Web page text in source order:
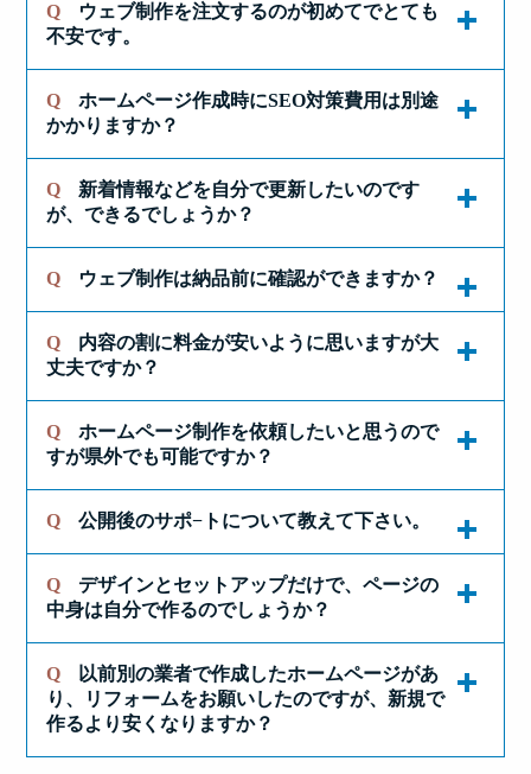
個人事業者様のみになりますが、金利０％でご利
用可能なTEC-Dローン払いがご利用いただけま
す。
下記の分割払いシミュレーションで、支払い計画
をご確認いただけますのでどうぞご利用下さい。
https://www.tec-d.com/price/loan/
※分割支払いサービスは、TEC-D独自規定による
審査をクリアした個人事業者様に限られます。
法人企業様は利用出来ませんのでご了承下さい。
Q
ウェブ制作を注文するのが初めてでとても
不安です。
ホームページの立ち上げに限らず、新しいことを
始める時って、
不安のせいで、いろいろマイナス面を考えてしま
いがちですよね。
依頼いただいたお客さまのうち、やはり多くの
だったと感じていらっしゃるようです。
それから、
と！
とか、
ページの構成を自分で考えておかないと！
いらっしゃるようです。
でも、どうか、ご安心ください。
Q
ホームページ作成時にSEO対策費用は別途
かかりますか？
ホームページを事業に活用するには、
『適切なキーワードで検索エンジンの上位に表示
される』ことが必要不可欠で、そのためにおこな
他社のホームページ制作会社などではこの一連の
作業をオプションとして別途請求することが多い
テックデザインのホームページ作成サービスで
は、ホームページをしっかりと活用していただ
き、成果を出していただきたいという思いから、
準ＳＥＯ対策を組み込んでおります。
（『ビッグキーワード』とも言います）での上位
表示を狙ったSEO対策を有償で承ることももちろ
Q
新着情報などを自分で更新したいのです
が、できるでしょうか？
最新情報の掲載はホームページの活用には欠かせ
ません。
テックデザインでは、２００４年にホームページ
軽に情報を発信出来るホームページ」の開発にこ
だわってホームページ制作事業を進めて来まし
テックデザインでお作りするホームページのすべ
てのプランには、この2026年8月時点で最新のＣＭ
Ｓ更新システムがあらかじめ組み込まれていま
す。
そして、さらに現在も進化し続けています。
実際テックデザインでウェブ制作をご依頼いただ
Q ウェブ制作は納品前に確認ができますか？
テックデザインのホームページ作成サービスで
は、公開前に新しいホームページを当社の開発環
境上に設置した校正用URLにて確認していただい
ております。
完成形を確認していただき、気になる点や情報と
して間違っている箇所などを修正したのちに公開
公開前でしたら、ページの写真や文章の変更も可
能ですので、遠慮なく申し付けください。
また、公開後１ヶ月以内でれば、小さな修正を無
償で行っておりますので、どうぞご安心くださ
い。
Q
内容の割に料金が安いように思いますが大
丈夫ですか？
テックデザインのホームページ作成サービスは、
中堅〜大手の制作会社さんのように、担当営業や
デザイナー・コピーライター・HTMLコーダー
(WEBオペレータ)・プログラマーといった担当分
けをして業務を行なっている訳ではありません。
『HTMLコーディング』、『文章作成（コピーラ
イティング）』、『ウェブシステムプログラミン
グ』まで、もちろん『打合せや見積り算出』も含
めて、そのすべての作業を幅広い知識と技術を持
Q
ホームページ制作を依頼したいと思うので
すが県外でも可能ですか？
ご安心ください。
Eメールやお電話でやりとり出来る環境さえあれ
ば大丈夫です。
実際、テックデザインのホームページ作成サービ
スでも、周南市・下松市・光市・防府市など山口
Q 公開後のサポ−トについて教えて下さい。
ホームページを立ち上げること自体は『初めの一
歩』にすぎません。 よくホームページを開くと
『何年も更新した気配を感じられないサイト』を
よく見かけませんか？
テックデザインでは、そういったホームページを
『仮死状態のサイト』と呼んでいます。
Q
デザインとセットアップだけで、ページの
中身は自分で作るのでしょうか？
他社のサービスでは、ホームページ上で表示する
テキスト原稿や写真素材などを、お客様側で準備
することが前提となっている事が多いようです
Q
以前別の業者で作成したホームページがあ
り、リフォームをお願いしたのですが、新規で
作るより安くなりますか？